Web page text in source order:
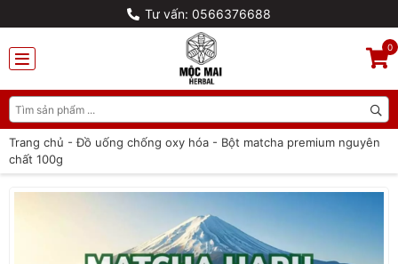
Tư vấn: 0566376688
0
Trang chủ -Đồ uống chống oxy hóa - Bột matcha premium nguyên
chất 100g